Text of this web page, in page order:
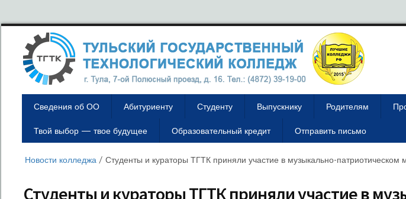
Сведения об ОО Абитуриенту Студенту Выпускнику Родителям
Твой выбор — твое будущее Образовательный кредит Отправить письмо
Новости колледжа / Студенты и кураторы ТГТК приняли участие в музыкально-
Студенты и кураторы ТГТК приняли участие в